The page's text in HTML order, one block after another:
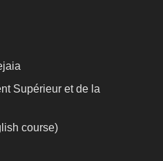
Supérieur et de la
course)